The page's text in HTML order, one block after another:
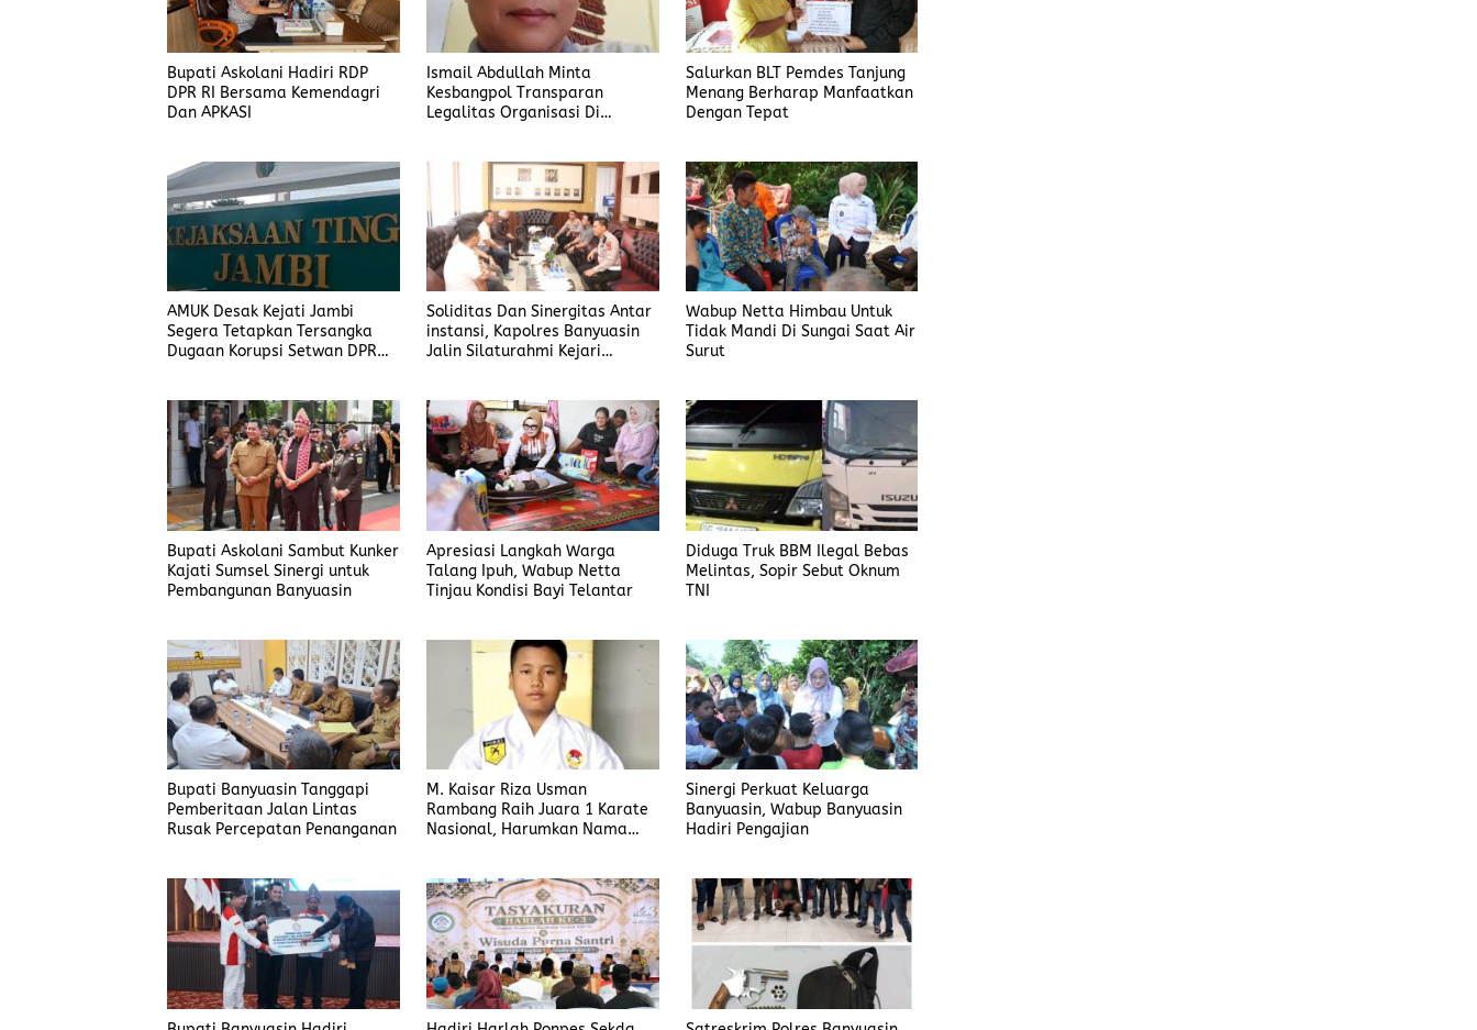
Bupati Askolani Hadiri RDP
DPR RI Bersama Kemendagri
Dan APKASI
Ismail Abdullah Minta
Kesbangpol Transparan
Legalitas Organisasi Di
Salurkan BLT Pemdes Tanjung
Menang Berharap Manfaatkan
Dengan Tepat
AMUK Desak Kejati Jambi
Segera Tetapkan Tersangka
Dugaan Korupsi Setwan DPRD
Soliditas Dan Sinergitas Antar
instansi, Kapolres Banyuasin
Jalin Silaturahmi Kejari
Wabup Netta Himbau Untuk
Tidak Mandi Di Sungai Saat Air
Surut
Bupati Askolani Sambut Kunker
Kajati Sumsel Sinergi untuk
Pembangunan Banyuasin
Apresiasi Langkah Warga
Talang Ipuh, Wabup Netta
Tinjau Kondisi Bayi Telantar
Diduga Truk BBM Ilegal Bebas
Melintas, Sopir Sebut Oknum
TNI
Bupati Banyuasin Tanggapi
Pemberitaan Jalan Lintas
Rusak Percepatan Penanganan
M. Kaisar Riza Usman
Rambang Raih Juara 1 Karate
Nasional, Harumkan Nama
Sinergi Perkuat Keluarga
Banyuasin, Wabup Banyuasin
Hadiri Pengajian